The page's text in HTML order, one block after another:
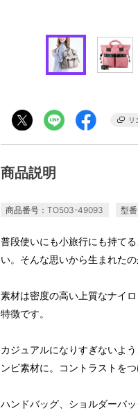
商品説明
商品番号：TO503-49093 型
普段使いにも小旅行にも持て
い。そんな思いから生まれたの
素材は密度の高い上質なナイ
特徴です。
カジュアルになりすぎないよ
ンビ素材に。コントラストを
ハンドバッグ、ショルダーバ